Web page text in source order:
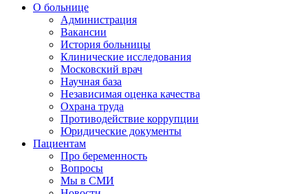
О больнице
Администрация
Вакансии
История больницы
Клинические исследования
Московский врач
Научная база
Независимая оценка качества
Охрана труда
Противодействие коррупции
Юридические документы
Пациентам
Про беременность
Вопросы
Мы в СМИ